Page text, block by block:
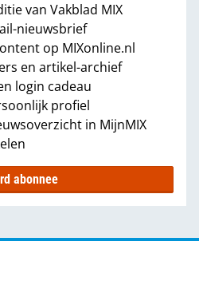
van Vakblad MIX
nieuwsbrief
op MIXonline.nl
en artikel-archief
login cadeau
profiel
in MijnMIX
abonnee